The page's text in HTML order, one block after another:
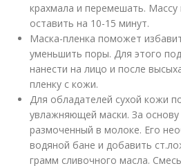
крахмала и перемешать. Массу
оставить на 10-15 минут.
Маска-пленка поможет
уменьшить поры. Для этого
нанести на лицо и после
пленку с кожи.
Для обладателей сухой кожи
увлажняющей маски. За
размоченный в молоке. Его
водяной бане и добавить
грамм сливочного масла.